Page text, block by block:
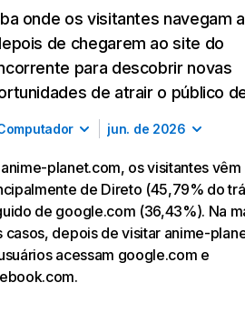
onde os visitantes navegam
de chegarem ao site do
para descobrir novas
de atrair o público
jun. de 2026
planet.com, os visitantes vêm
de Direto (45,79% do
de google.com (36,43%). Na
casos, depois de visitar anime-
acessam google.com e